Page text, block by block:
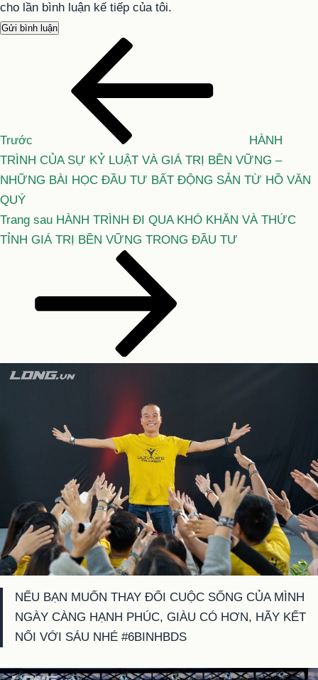
cho lần bình luận kế tiếp của tôi.
viết
Trước
HÀNH
TRÌNH CỦA SỰ KỶ LUẬT VÀ GIÁ TRỊ BỀN VỮNG –
NHỮNG BÀI HỌC ĐẦU TƯ BẤT ĐỘNG SẢN TỪ HỒ VĂN
QUÝ
Bài
tiếp
Trang sau HÀNH TRÌNH ĐI QUA KHÓ KHĂN VÀ THỨC
TỈNH GIÁ TRỊ BỀN VỮNG TRONG ĐẦU TƯ
NẾU BẠN MUỐN THAY ĐỔI CUỘC SỐNG CỦA MÌNH
NGÀY CÀNG HẠNH PHÚC, GIÀU CÓ HƠN, HÃY KẾT
NỐI VỚI SÁU NHÉ #6BINHBDS